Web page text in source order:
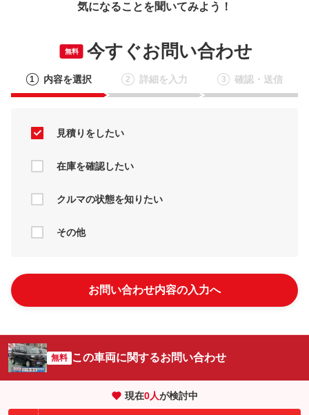
気になることを聞いてみよう！
無料 今すぐお問い合わせ
1 内容を選択 2 詳細を入力 3 確認・送信
見積りをしたい
在庫を確認したい
クルマの状態を知りたい
その他
お問い合わせ内容の入力へ
無料 この車両に関するお問い合わせ
現在0人が検討中